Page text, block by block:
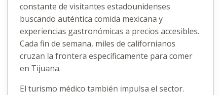
constante de visitantes estadounidenses
buscando auténtica comida mexicana y
experiencias gastronómicas a precios accesibles.
Cada fin de semana, miles de californianos
cruzan la frontera específicamente para comer
en Tijuana.
El turismo médico también impulsa el sector.